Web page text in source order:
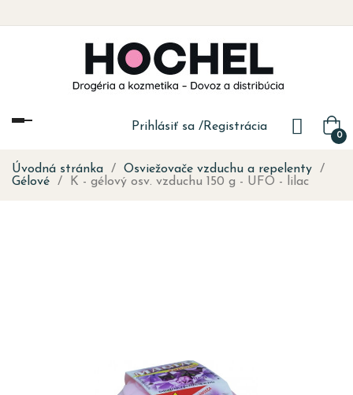
Prihlásiť sa /Registrácia
0
Toggle
Úvodná stránka
Osviežovače vzduchu a repelenty
Gélové
K - gélový osv. vzduchu 150 g - UFO - lilac